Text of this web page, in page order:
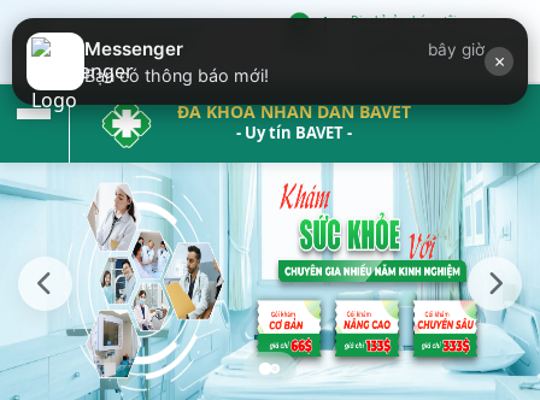
Messenger bây giờ
Bạn có thông báo mới! ×
Địa chỉ của chúng tôi:
Krong Bavet ( đối diện trung
tâm thương mại Bavet)
ĐA KHOA NHÂN DÂN BAVET
- Uy tín BAVET -